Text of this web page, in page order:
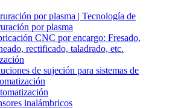
por plasma | Tecnología de
por plasma
CNC por encargo: Fresado,
rectificado, taladrado, etc.
de sujeción para sistemas de
inalámbricos